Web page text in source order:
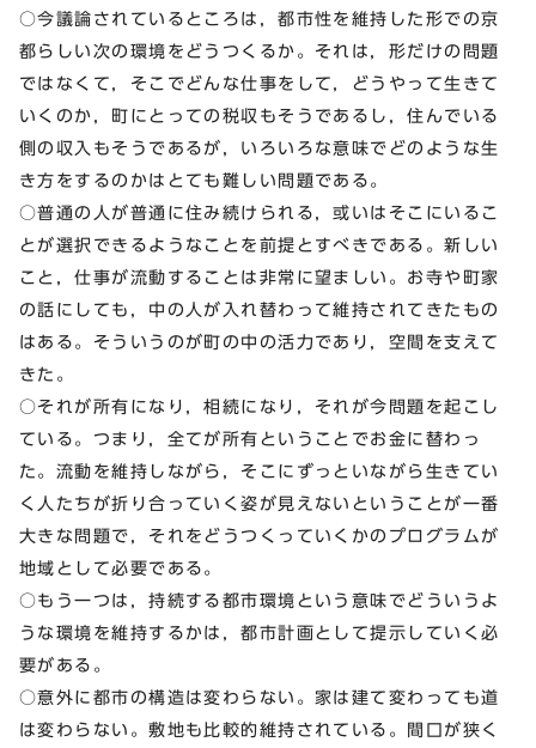
○今議論されているところは，都市性を維持した形での京
都らしい次の環境をどうつくるか。それは，形だけの問題
ではなくて，そこでどんな仕事をして，どうやって生きて
いくのか，町にとっての税収もそうであるし，住んでいる
側の収入もそうであるが，いろいろな意味でどのような生
き方をするのかはとても難しい問題である。
○普通の人が普通に住み続けられる，或いはそこにいるこ
とが選択できるようなことを前提とすべきである。新しい
こと，仕事が流動することは非常に望ましい。お寺や町家
の話にしても，中の人が入れ替わって維持されてきたもの
はある。そういうのが町の中の活力であり，空間を支えて
きた。
○それが所有になり，相続になり，それが今問題を起こし
ている。つまり，全てが所有ということでお金に替わっ
た。流動を維持しながら，そこにずっといながら生きてい
く人たちが折り合っていく姿が見えないということが一番
大きな問題で，それをどうつくっていくかのプログラムが
地域として必要である。
○もう一つは，持続する都市環境という意味でどういうよ
うな環境を維持するかは，都市計画として提示していく必
要がある。
○意外に都市の構造は変わらない。家は建て変わっても道
は変わらない。敷地も比較的維持されている。間口が狭く